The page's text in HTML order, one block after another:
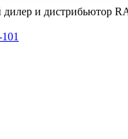
и дистрибьютор